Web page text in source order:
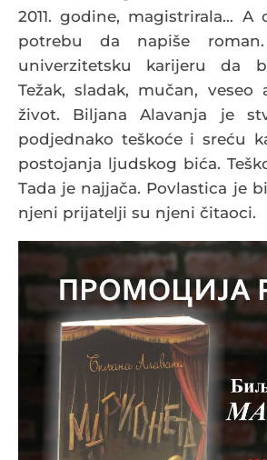
2011. godine, magistrirala… A
potrebu da napiše
univerzitetsku karijeru da
Težak, sladak, mučan, veseo
život. Biljana Alavanja je
podjednako teškoće i sreću
postojanja ljudskog bića.
Tada je najjača. Povlastica je
njeni prijatelji su njeni čitaoci.